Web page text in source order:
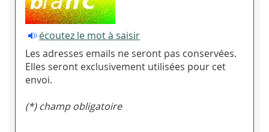
écoutez le mot à saisir
Les adresses emails ne seront pas conservées.
Elles seront exclusivement utilisées pour cet
envoi.
(*) champ obligatoire